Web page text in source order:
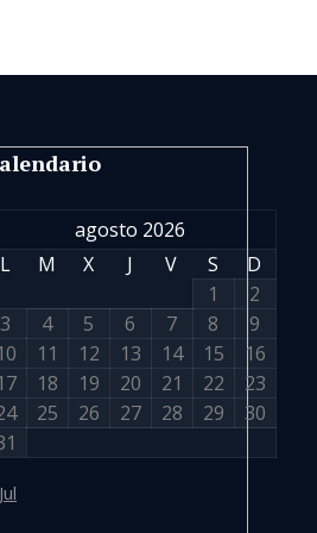
agosto 2026
L
M X J V S
D
1
2
3
4 5 6 7 8
9
11 12 13 14 15
16
18 19 20 21 22
23
25 26 27 28 29
30